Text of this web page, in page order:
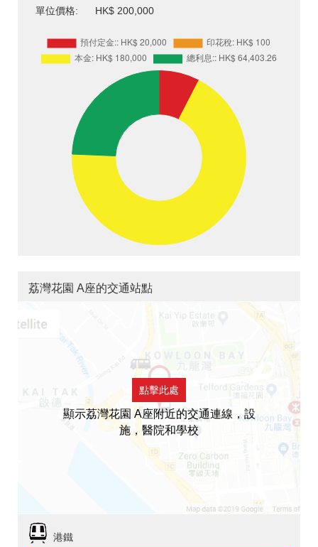
單位價格:
HK$ 200,000
荔灣花園 A座的交通站點
點擊此處
顯示荔灣花園 A座附近的交通連線，設
施，醫院和學校
港鐵